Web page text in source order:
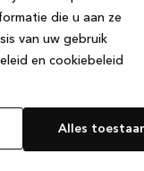
die u aan ze
van uw gebruik
en cookiebeleid
Alles
(see the